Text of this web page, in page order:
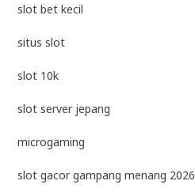
slot bet kecil
situs slot
slot 10k
slot server jepang
microgaming
slot gacor gampang menang 2026